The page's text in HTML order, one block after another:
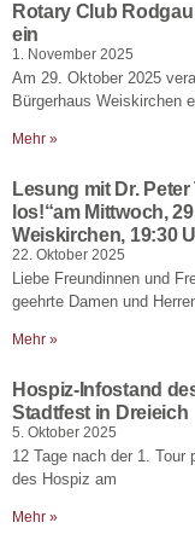
Rotary Club
ein
1. November 2025
Am 29. Oktober 2025
Bürgerhaus Weiskirchen
Mehr »
Lesung mit Dr.
los!“am Mittwoch,
Weiskirchen, 19:30
22. Oktober 2025
Liebe Freundinnen und
geehrte Damen und
Mehr »
Hospiz-Infostand
Stadtfest in Dreieich
5. Oktober 2025
12 Tage nach der 1. Tour
des Hospiz am
Mehr »